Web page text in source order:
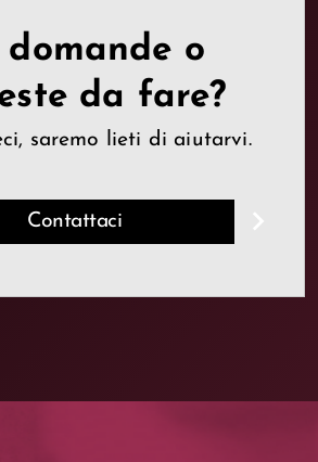
domande o
da fare?
saremo lieti di aiutarvi.
Contattaci